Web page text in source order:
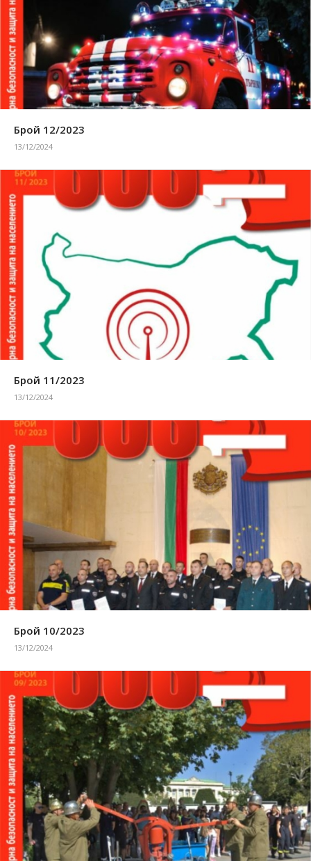
Брой 12/2023
13/12/2024
Брой 11/2023
13/12/2024
Брой 10/2023
13/12/2024